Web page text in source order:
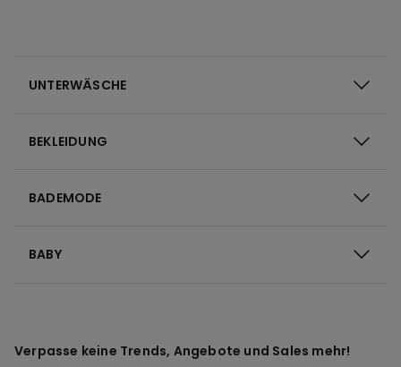
UNTERWÄSCHE
BEKLEIDUNG
BADEMODE
BABY
Verpasse keine Trends, Angebote und Sales mehr!